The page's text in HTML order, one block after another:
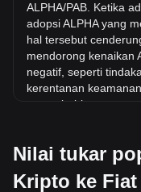
Selama 7 hari
sebesar 23.44%.
(ALPHA) telah turun
Panama (PAB).
ALPHA/PAB. Ketika
adopsi ALPHA yang
hal tersebut
mendorong kenaikan
negatif, seperti
kerentanan
menyebabkan
seputar mata uang
penerimaannya,
relatif terhadap mata
Nilai tukar
Kripto ke Fiat